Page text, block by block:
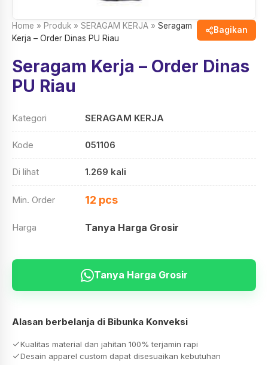
Home » Produk » SERAGAM KERJA » Seragam
Kerja – Order Dinas PU Riau
Bagikan
Seragam Kerja – Order Dinas
PU Riau
Kategori SERAGAM KERJA
Kode 051106
Di lihat 1.269 kali
Min. Order 12 pcs
Harga Tanya Harga Grosir
Tanya Harga Grosir
Alasan berbelanja di Bibunka Konveksi
Kualitas material dan jahitan 100% terjamin rapi
Desain apparel custom dapat disesuaikan kebutuhan